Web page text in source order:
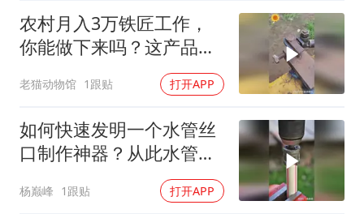
农村月入3万铁匠工作，
你能做下来吗？这产品没
几个人知道其用途！
老猫动物馆 1跟贴 打开APP
如何快速发明一个水管丝
口制作神器？从此水管连
杨巅峰 1跟贴 打开APP